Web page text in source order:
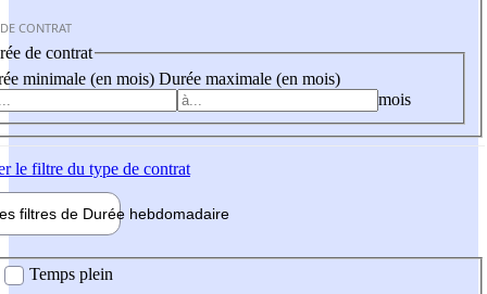
CONTRAT
de contrat
minimale (en mois) Durée maximale (en mois)
mois
le filtre du type de contrat
filtres de Durée hebdomadaire
Temps plein